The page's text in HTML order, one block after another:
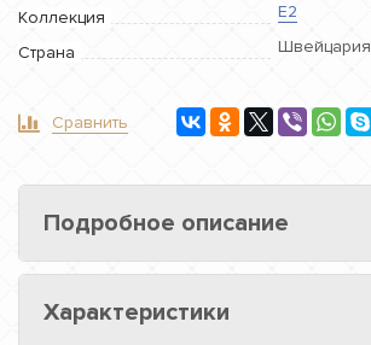
Коллекция
E2
Страна
Швейцария
Сравнить
Подробное описание
Характеристики